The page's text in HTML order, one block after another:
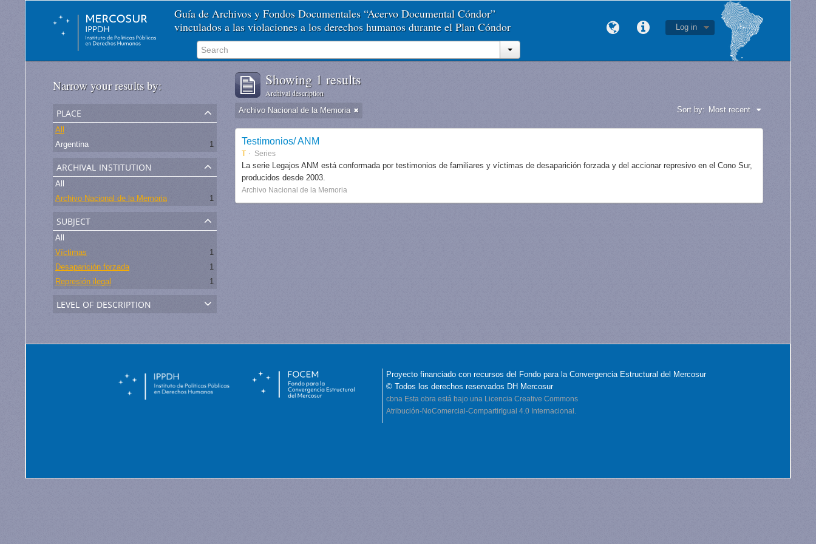
Guía de Archivos y Fondos Documentales “Acervo Documental Cóndor”
vinculados a las violaciones a los derechos humanos durante el Plan Cóndor
Log in
Narrow your results by:
place
All
Argentina
1
archival institution
All
Archivo Nacional de la Memoria
1
subject
All
Víctimas
1
Desaparición forzada
1
Represión ilegal
1
level of description
Showing 1 results
Archival description
Archivo Nacional de la Memoria Sort by: Most recent
Testimonios/ ANM
T Series
La serie Legajos ANM está conformada por testimonios de familiares y víctimas de desaparición forzada y del accionar represivo en el Cono Sur,
producidos desde 2003.
Archivo Nacional de la Memoria
Proyecto financiado con recursos del Fondo para la Convergencia Estructural del Mercosur
© Todos los derechos reservados DH Mercosur
cbna Esta obra está bajo una Licencia Creative Commons
Atribución-NoComercial-CompartirIgual 4.0 Internacional.